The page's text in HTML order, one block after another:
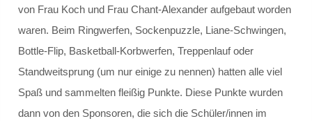
Oberstufe
Schulleitbild
von Frau Koch und Frau Chant-Alexander aufgebaut worden
waren. Beim Ringwerfen, Sockenpuzzle, Liane-Schwingen,
Bottle-Flip, Basketball-Korbwerfen, Treppenlauf oder
Standweitsprung (um nur einige zu nennen) hatten alle viel
Spaß und sammelten fleißig Punkte. Diese Punkte wurden
dann von den Sponsoren, die sich die Schüler/innen im